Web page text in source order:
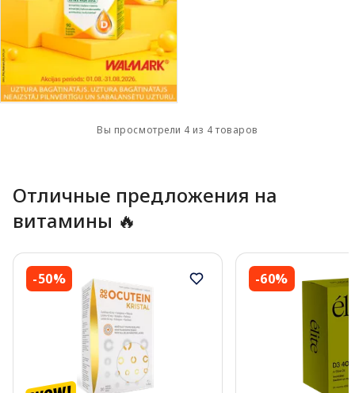
Вы просмотрели 4 из 4 товаров
Отличные предложения на
витамины 🔥
-50% -60%